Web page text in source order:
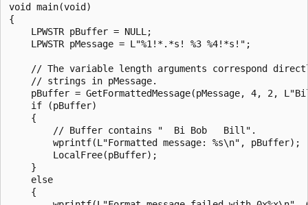
void main(void)
{
    LPWSTR pBuffer = NULL;
    LPWSTR pMessage = L"%1!*.*s! %3 %4!*s!";
// The variable length arguments correspond
    // strings in pMessage.
pBuffer = GetFormattedMessage(pMessage, 4, 2,
    if (pBuffer)
    {
        // Buffer contains "  Bi Bob   Bill".
        wprintf(L"Formatted message: %s\n", pBuffer);
        LocalFree(pBuffer);
    }
    else
    {